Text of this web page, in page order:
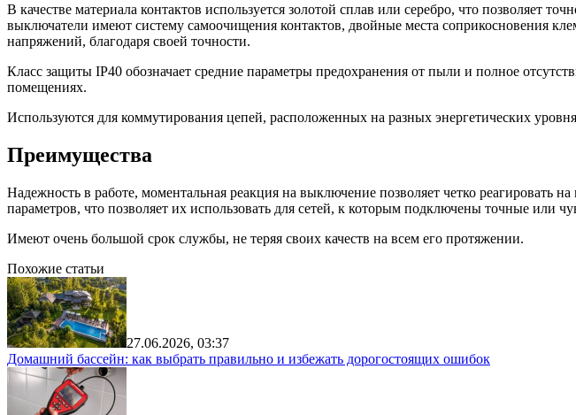
В качестве материала контактов используется золотой сплав или серебро, что позволяет
выключатели имеют систему самоочищения контактов, двойные места соприкосновения
напряжений, благодаря своей точности.
Класс защиты IP40 обозначает средние параметры предохранения от пыли и полное
помещениях.
Используются для коммутирования цепей, расположенных на разных энергетических
Преимущества
Надежность в работе, моментальная реакция на выключение позволяет четко
параметров, что позволяет их использовать для сетей, к которым подключены точные или
Имеют очень большой срок службы, не теряя своих качеств на всем его протяжении.
Похожие статьи
27.06.2026, 03:37
Домашний бассейн: как выбрать правильно и избежать дорогостоящих ошибок